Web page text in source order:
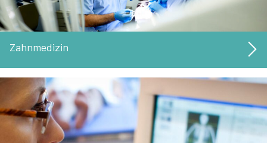
Zahnmedizin